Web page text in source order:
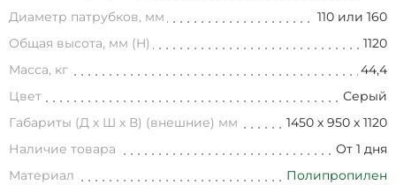
Диаметр патрубков, мм
110 или 160
Общая высота, мм (H)
1120
Масса, кг
44,4
Цвет
Серый
Габариты (Д х Ш х В) (внешние) мм
1450 х 950 х 1120
Наличие товара
От 1 дня
Материал
Полипропилен